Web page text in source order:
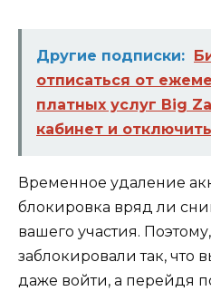
Другие подписки:
отписаться от
платных услуг Big
кабинет и
Временное удаление
блокировка вряд ли
вашего участия.
заблокировали так, что
даже войти, а перейдя